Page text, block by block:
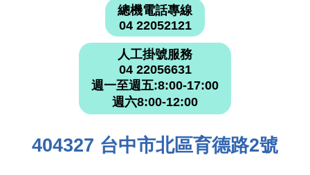
總機電話專線
04 22052121
人工掛號服務
04 22056631
週一至週五:8:00-17:00
週六8:00-12:00
404327 台中市北區育德路2號